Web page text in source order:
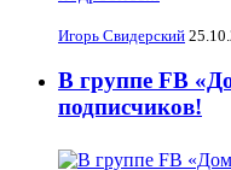
Игорь Свидерский
В группе FB
подписчиков!